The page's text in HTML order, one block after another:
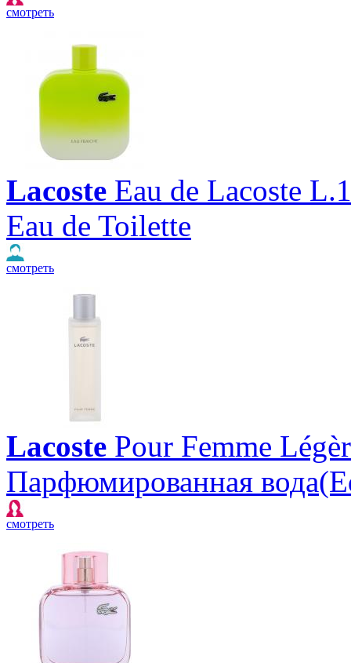
смотреть
Lacoste Eau de Lacoste
Eau de Toilette
смотреть
Lacoste Pour Femme
Парфюмированная
смотреть